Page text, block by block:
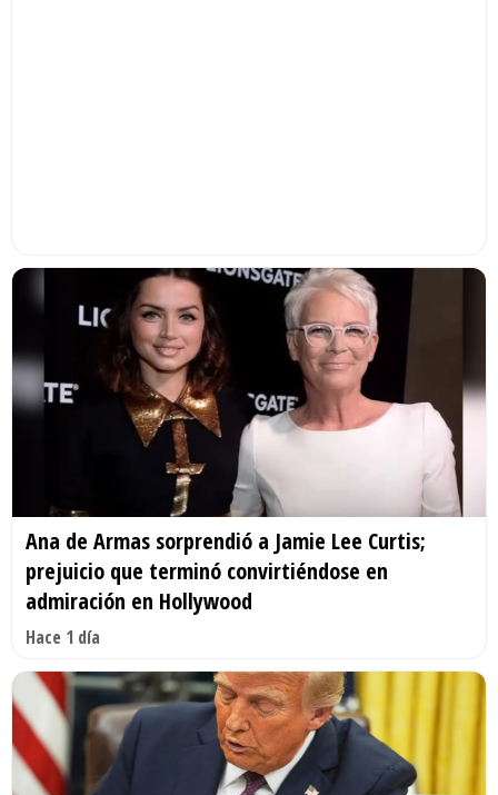
Ana de Armas sorprendió a Jamie Lee Curtis;
prejuicio que terminó convirtiéndose en
admiración en Hollywood
Hace 1 día